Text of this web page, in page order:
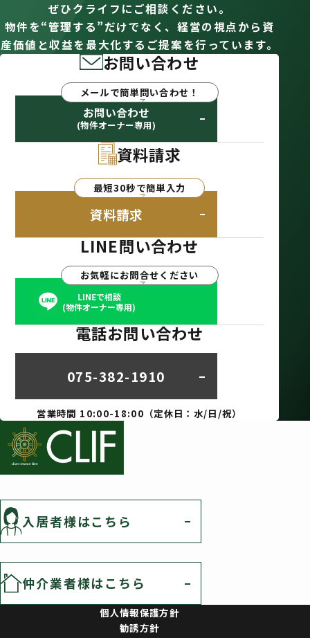
ぜひクライフにご相談ください。
物件を“管理する”だけでなく、経営の視点から資
産価値と収益を最大化するご提案を行っています。
お問い合わせ
メールで簡単問い合わせ！
お問い合わせ
(物件オーナー専用)
資料請求
最短30秒で簡単入力
資料請求
LINE問い合わせ
お気軽にお問合せください
LINEで相談
(物件オーナー専用)
電話お問い合わせ
075-382-1910
営業時間 10:00-18:00（定休日：水/日/祝）
入居者様はこちら
仲介業者様はこちら
個人情報保護方針
勧誘方針